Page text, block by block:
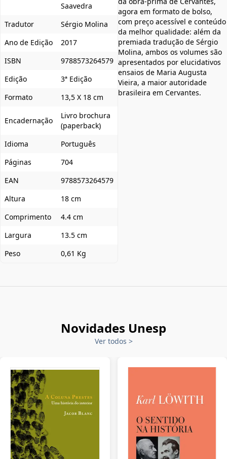
Saavedra
Tradutor
Sérgio Molina
Ano de Edição
2017
ISBN
9788573264579
Edição
3ª Edição
Formato
13,5 X 18 cm
Encadernação
Livro brochura
(paperback)
Idioma
Português
Páginas
704
EAN
9788573264579
Altura
18 cm
Comprimento
4.4 cm
Largura
13.5 cm
Peso
0,61 Kg
agora em formato de bolso,
com preço acessível e conteúdo
da melhor qualidade: além da
premiada tradução de Sérgio
Molina, ambos os volumes são
apresentados por elucidativos
ensaios de Maria Augusta
Vieira, a maior autoridade
brasileira em Cervantes.
Novidades Unesp
Ver todos >